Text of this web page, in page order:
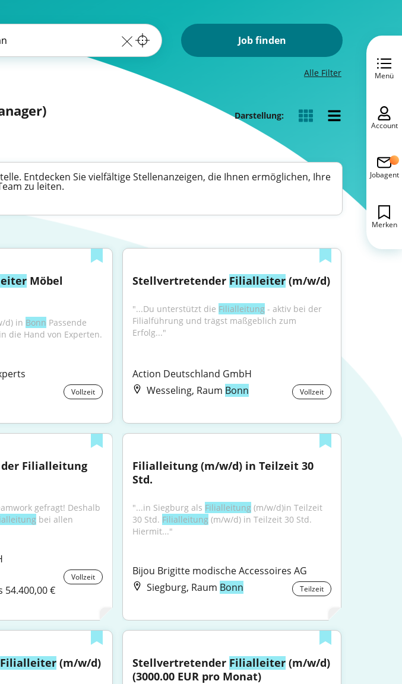
Job finden
Alle Filter
Darstellung:
Entdecken Sie vielfältige Stellenanzeigen, die Ihnen ermöglichen, Ihre
zu leiten.
Möbel
d) in Bonn Passende
die Hand von Experten.
Vollzeit
Stellvertretender Filialleiter (m/w/d)
"...Du unterstützt die Filialleitung - aktiv bei der
Filialführung und trägst maßgeblich zum
Erfolg..."
Action Deutschland GmbH
Wesseling, Raum Bonn Vollzeit
Filialleitung
gefragt! Deshalb
bei allen
Vollzeit
54.400,00 €
Filialleitung (m/w/d) in Teilzeit 30
Std.
"...in Siegburg als Filialleitung (m/w/d)in Teilzeit
30 Std. Filialleitung (m/w/d) in Teilzeit 30 Std.
Hiermit..."
Bijou Brigitte modische Accessoires AG
Siegburg, Raum Bonn Teilzeit
Filialleiter (m/w/d) Stellvertretender Filialleiter (m/w/d)
(3000.00 EUR pro Monat)
Menü
Account
Jobagent
Merken